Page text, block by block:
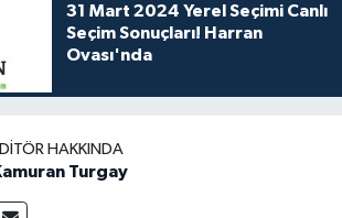
31 Mart 2024 Yerel Seçimi Canlı
Seçim Sonuçları! Harran
Ovası'nda
HAKKINDA
Turgay